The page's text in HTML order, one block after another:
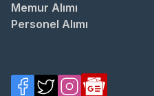
Memur Alımı
Personel Alımı